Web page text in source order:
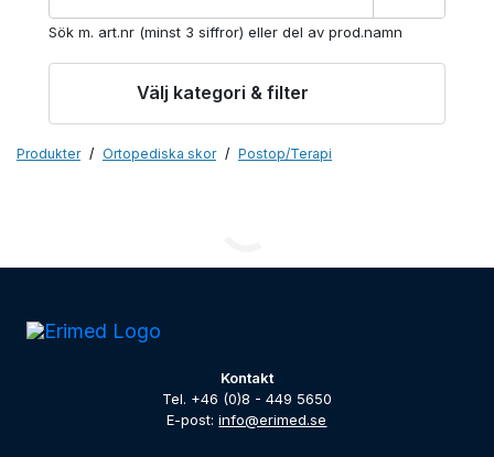
Sök m. art.nr (minst 3 siffror) eller del av prod.namn
Välj kategori & filter
Produkter Ortopediska skor Postop/Terapi
Kontakt
Tel. +46 (0)8 - 449 5650
E-post:info@erimed.se